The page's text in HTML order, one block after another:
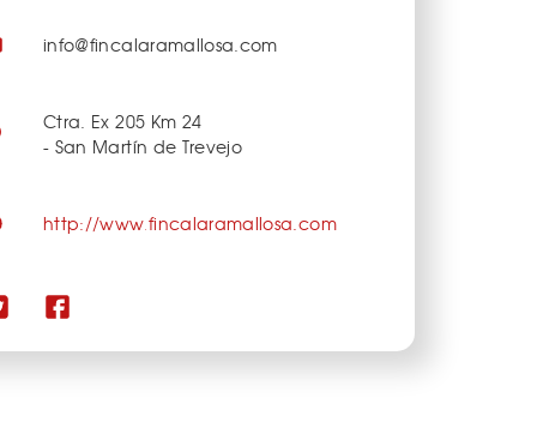
info@fincalaramallosa.com
Ctra. Ex 205 Km 24
- San Martín de Trevejo
http://www.fincalaramallosa.com